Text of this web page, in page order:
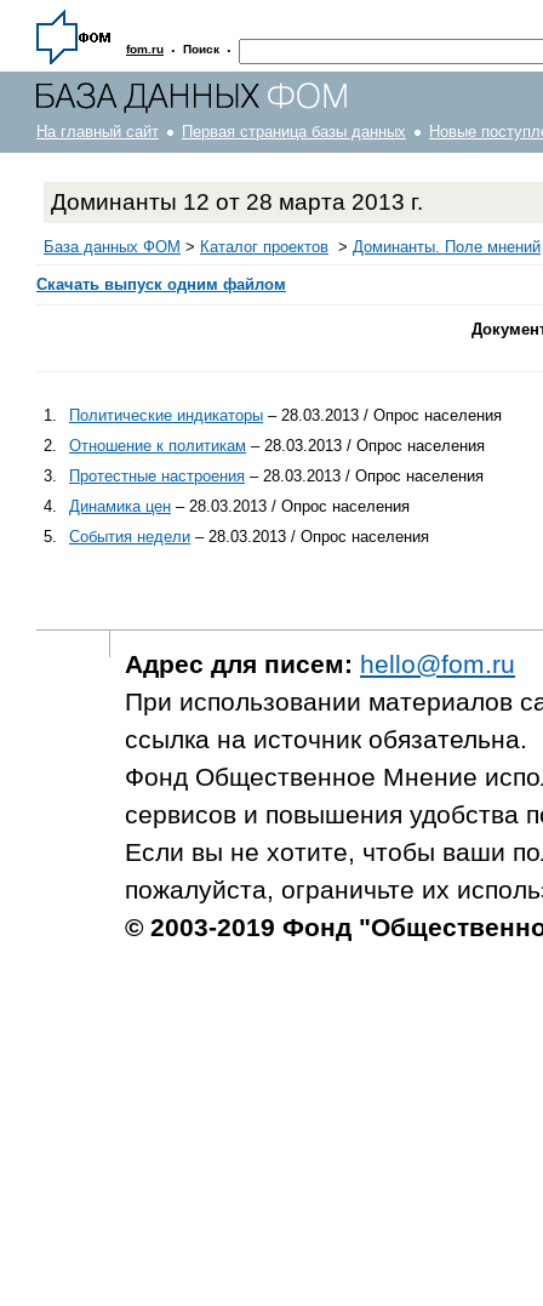
fom.ru · Поиск ·
На главный сайт Первая страница базы данных Новые
Доминанты 12 от 28 марта 2013 г.
База данных ФОМ > Каталог проектов > Доминанты. Поле мнений
Скачать выпуск одним файлом
1. Политические индикаторы – 28.03.2013 / Опрос населения
2.
Отношение к политикам – 28.03.2013 / Опрос населения
3.
Протестные настроения – 28.03.2013 / Опрос населения
4.
Динамика цен – 28.03.2013 / Опрос населения
5.
События недели – 28.03.2013 / Опрос населения
Адрес для писем: hello@fom.ru
При использовании материалов
ссылка на источник обязательна.
Фонд Общественное Мнение
сервисов и повышения удобства
Если вы не хотите, чтобы ваши
пожалуйста, ограничьте их
© 2003-2019 Фонд